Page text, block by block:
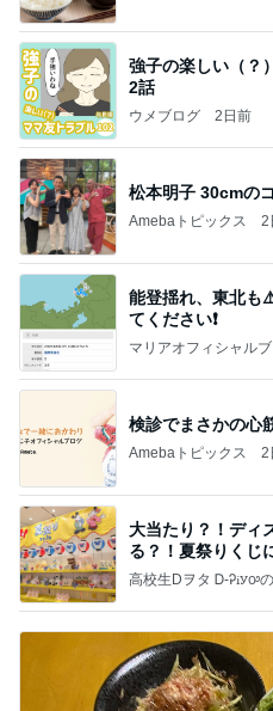
強子の楽しい（？
2話
ウメブログ 2日前
松本明子 30cmの
Amebaトピックス 2
能登揺れ、東北も
てください❗️
マリアオフィシャル
検診でまさかの心
Amebaトピックス 2
大当たり？！ディ
る？！夏祭りくじ